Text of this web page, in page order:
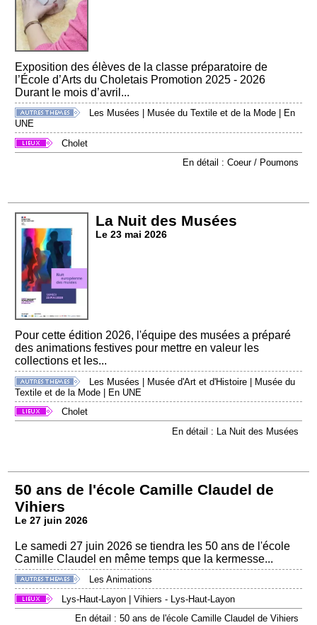
Exposition des élèves de la classe préparatoire de
l’École d’Arts du Choletais Promotion 2025 - 2026
Durant le mois d’avril...
Les Musées Musée du Textile et de la Mode
En
UNE
Cholet
En détail : Coeur / Poumons
La Nuit des Musées
Le 23 mai 2026
Pour cette édition 2026, l'équipe des musées a préparé
des animations festives pour mettre en valeur les
collections et les...
Les Musées | Musée d'Art et d'Histoire | Musée du
Textile et de la Mode | En UNE
Cholet
En détail : La Nuit des Musées
50 ans de l'école Camille Claudel de
Vihiers
Le 27 juin 2026
Le samedi 27 juin 2026 se tiendra les 50 ans de l'école
Camille Claudel en même temps que la kermesse...
Les Animations
Lys-Haut-Layon |Vihiers - Lys-Haut-Layon
En détail : 50 ans de l'école Camille Claudel de Vihiers